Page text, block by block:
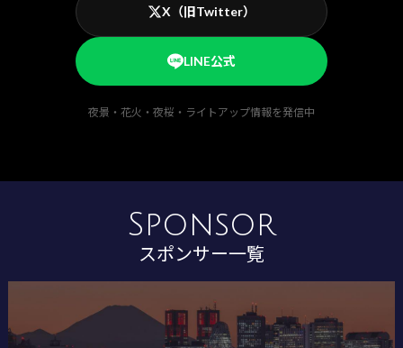
X（旧Twitter）
LINE公式
夜景・花火・夜桜・ライトアップ情報を発信中
Sponsor
スポンサー一覧